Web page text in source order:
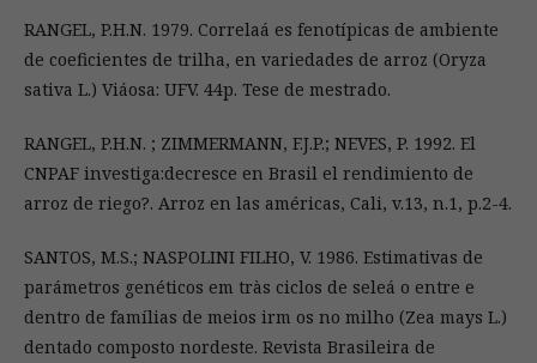
RANGEL, P.H.N. 1979. Correlaá es fenotípicas de ambiente
de coeficientes de trilha, en variedades de arroz (Oryza
sativa L.) Viáosa: UFV. 44p. Tese de mestrado.
RANGEL, P.H.N. ; ZIMMERMANN, F.J.P.; NEVES, P. 1992. El
CNPAF investiga:decresce en Brasil el rendimiento de
arroz de riego?. Arroz en las américas, Cali, v.13, n.1, p.2-4.
SANTOS, M.S.; NASPOLINI FILHO, V. 1986. Estimativas de
parámetros genéticos em tràs ciclos de seleá o entre e
dentro de famílias de meios irm os no milho (Zea mays L.)
dentado composto nordeste. Revista Brasileira de